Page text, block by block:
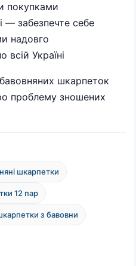
покупками
— забезпечте себе
надовго
Україні
шкарпеток
проблему зношених
шкарпетки
12 пар
з бавовни